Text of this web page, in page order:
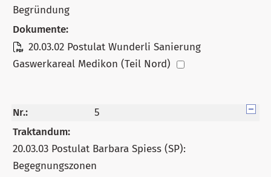
Begründung
Dokumente:
20.03.02 Postulat Wunderli Sanierung
Gaswerkareal Medikon (Teil Nord)
Nr.:
5
Traktandum:
20.03.03 Postulat Barbara Spiess (SP):
Begegnungszonen